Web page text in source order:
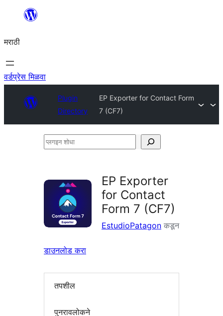
सामुग्रीवर
मराठी
वर्डप्रेस मिळवा
Plugin
Directory
EP Exporter for Contact Form
7 (CF7)
प्लगइन
EP Exporter
for Contact
Form 7 (CF7)
EstudioPatagon कडून
डाउनलोड करा
तपशील
पुनरावलोकने